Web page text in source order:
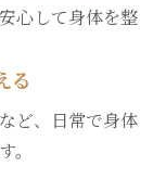
心して身体を整
る
ど、日常で身体